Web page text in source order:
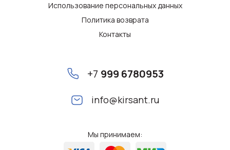
Использование персональных данных
Политика возврата
Контакты
+7 999 6780953
info@kirsant.ru
Мы принимаем: